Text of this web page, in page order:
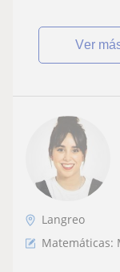
ver
Langreo
Matemáticas: